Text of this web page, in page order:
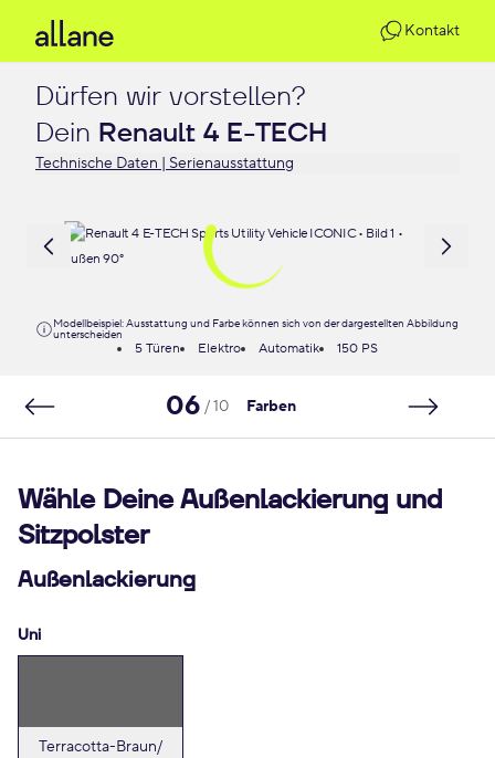
Kontakt
Dürfen wir vorstellen?
Dein Renault 4 E-TECH
Technische Daten | Serienausstattung
Modellbeispiel: Ausstattung und Farbe können sich von der dargestellten Abbildung
unterscheiden
5 Türen Elektro Automatik 150 PS
06 / 10 Farben
Wähle Deine Außenlackierung und
Sitzpolster
Außenlackierung
Uni
Terracotta-Braun/